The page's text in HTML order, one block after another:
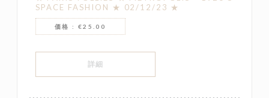
SPACE FASHION ★ 02/12/23 ★
価格 : €25.00
詳細